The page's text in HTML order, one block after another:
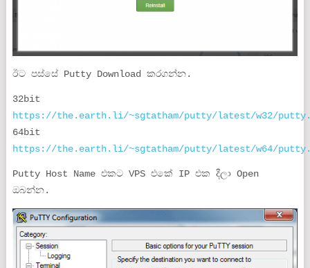
ඊට පස්සේ Putty Download කරගන්න.
32bit
https://the.earth.li/~sgtatham/putty/latest/w32/
64bit
https://the.earth.li/~sgtatham/putty/latest/w64/
Putty Host Name එකට VPS එකේ IP එක දීලා Open
ඔබන්න.